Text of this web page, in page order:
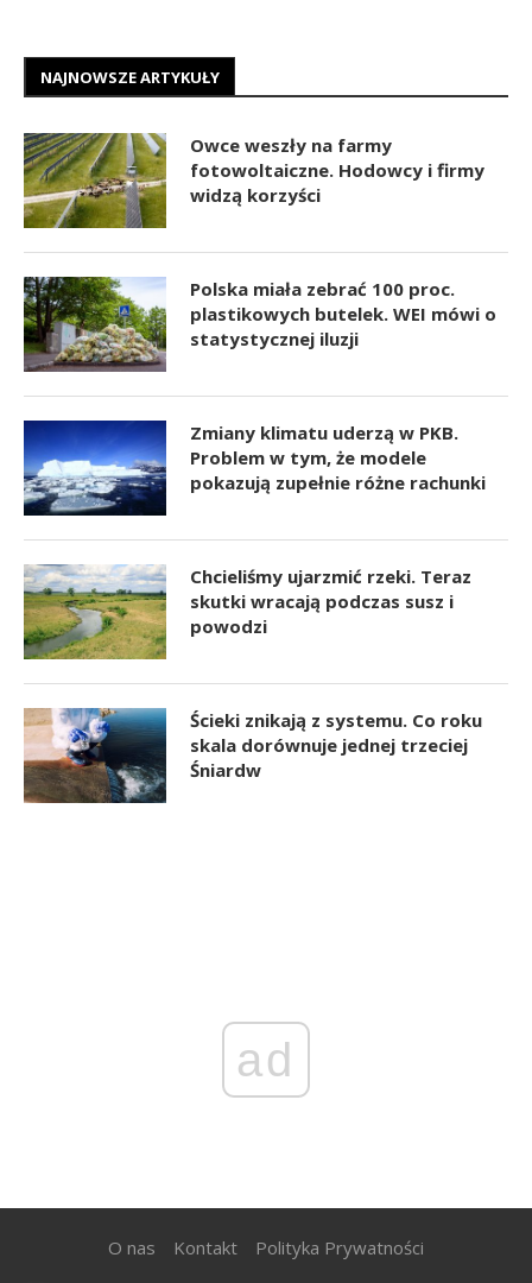
NAJNOWSZE ARTYKUŁY
Owce weszły na farmy
fotowoltaiczne. Hodowcy i firmy
widzą korzyści
Polska miała zebrać 100 proc.
plastikowych butelek. WEI mówi o
statystycznej iluzji
Zmiany klimatu uderzą w PKB.
Problem w tym, że modele
pokazują zupełnie różne rachunki
Chcieliśmy ujarzmić rzeki. Teraz
skutki wracają podczas susz i
powodzi
Ścieki znikają z systemu. Co roku
skala dorównuje jednej trzeciej
Śniardw
ad
O nas Kontakt Polityka Prywatności